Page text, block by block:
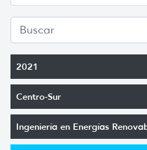
2021
Centro-Sur
Ingeniería en Energías